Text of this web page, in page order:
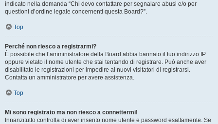
indicato nella domanda “Chi devo contattare per segnalare abusi e/o per
questioni d’ordine legale concernenti questa Board?”.
Top
Perché non riesco a registrarmi?
È possibile che l’amministratore della Board abbia bannato il tuo indirizzo IP
oppure vietato il nome utente che stai tentando di registrare. Può anche aver
disabilitato le registrazioni per impedire ai nuovi visitatori di registrarsi.
Contatta un amministratore per avere assistenza.
Top
Mi sono registrato ma non riesco a connettermi!
Innanzitutto controlla di aver inserito nome utente e password esattamente. Se